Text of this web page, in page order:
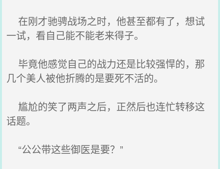
在刚才驰骋战场之时，他甚至都有了，想试
一试，看自己能不能老来得子。
毕竟他感觉自己的战力还是比较强悍的，那
几个美人被他折腾的是要死不活的。
尴尬的笑了两声之后，正然后也连忙转移这
话题。
“公公带这些御医是要？”